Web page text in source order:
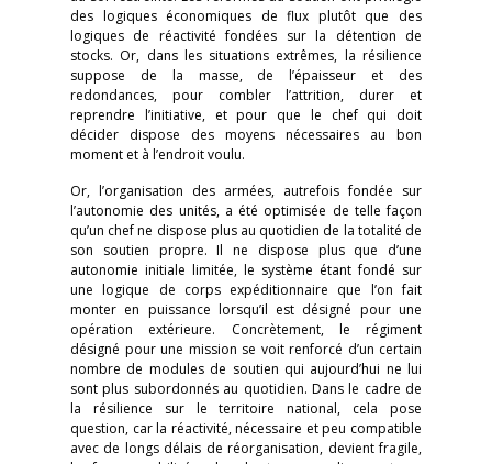
des logiques économiques de flux plutôt que des
logiques de réactivité fondées sur la détention de
stocks. Or, dans les situations extrêmes, la résilience
suppose de la masse, de l’épaisseur et des
redondances, pour combler l’attrition, durer et
reprendre l’initiative, et pour que le chef qui doit
décider dispose des moyens nécessaires au bon
moment et à l’endroit voulu.
Or, l’organisation des armées, autrefois fondée sur
l’autonomie des unités, a été optimisée de telle façon
qu’un chef ne dispose plus au quotidien de la totalité de
son soutien propre. Il ne dispose plus que d’une
autonomie initiale limitée, le système étant fondé sur
une logique de corps expéditionnaire que l’on fait
monter en puissance lorsqu’il est désigné pour une
opération extérieure. Concrètement, le régiment
désigné pour une mission se voit renforcé d’un certain
nombre de modules de soutien qui aujourd’hui ne lui
sont plus subordonnés au quotidien. Dans le cadre de
la résilience sur le territoire national, cela pose
question, car la réactivité, nécessaire et peu compatible
avec de longs délais de réorganisation, devient fragile,